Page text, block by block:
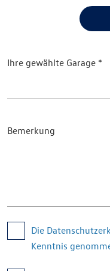
Ihre gewählte Garage
Bemerkung
Die
Kenntnis